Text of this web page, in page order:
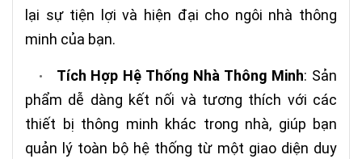
lại sự tiện lợi và hiện đại cho ngôi nhà thông
minh của bạn.
• Tích Hợp Hệ Thống Nhà Thông Minh: Sản
phẩm dễ dàng kết nối và tương thích với các
thiết bị thông minh khác trong nhà, giúp bạn
quản lý toàn bộ hệ thống từ một giao diện duy